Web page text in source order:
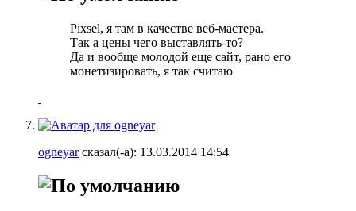
Pixsel, я там в качестве веб-мастера.
Так а цены чего выставлять-то?
Да и вообще молодой еще сайт, рано его
монетизировать, я так считаю
ogneyarсказал(-а): 13.03.2014 14:54